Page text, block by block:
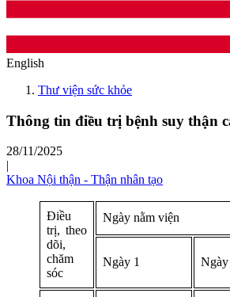
English
Thư viện sức khỏe
Thông tin điều trị bệnh suy thận
28/11/2025
|
Khoa Nội thận - Thận nhân tạo
Điều
trị, theo
dõi,
chăm
sóc
Ngày nằm viện
Ngày 1